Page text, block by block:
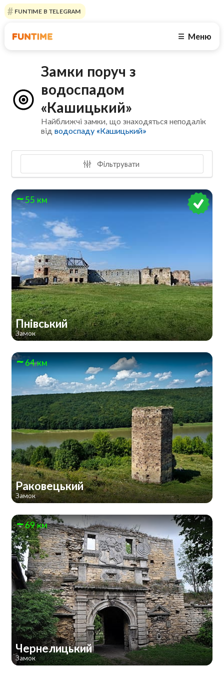
FUNTIME В TELEGRAM
☰ Меню
Замки поруч з
водоспадом
«Кашицький»
Найближчі замки, що знаходяться неподалік
відводоспаду «Кашицький»
Фільтрувати
55 км
Пнівський
Замок
64 км
Раковецький
Замок
69 км
Чернелицький
Замок